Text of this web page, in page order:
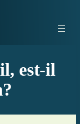
est-il